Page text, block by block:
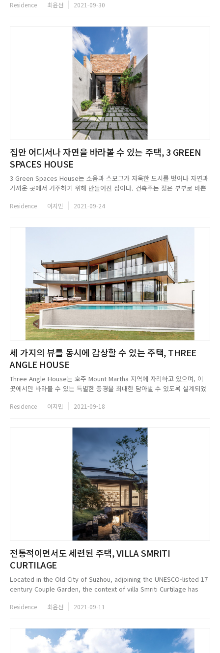
다. 실내와 실외와의 연결, 안뜰과 공간 간의 상호작용과 공간의 볼륨을 고려
Residence 최윤선 2021-09-30
집안 어디서나 자연을 바라볼 수 있는 주택, 3 GREEN
SPACES HOUSE
3 Green Spaces House는 소음과 스모그가 자욱한 도시를 벗어나 자연과
가까운 곳에서 거주하기 위해 만들어진 집이다. 건축주는 젊은 부부로 바쁜
이 지역을 선택했다. 부부에게 집이란 사적인 공간이자 휴식을 위한 장소이
Residence 이지민 2021-09-24
세 가지의 뷰를 동시에 감상할 수 있는 주택, THREE
ANGLE HOUSE
Three Angle House는 호주 Mount Martha 지역에 자리하고 있으며, 이
곳에서만 바라볼 수 있는 특별한 풍경을 최대한 담아낼 수 있도록 설계되었
고, 이를 중심으로 집을 짓기로 결정한 건 너무나 자연스러운 일이었다. 북쪽
Residence 이지민 2021-09-18
전통적이면서도 세련된 주택, VILLA SMRITI
CURTILAGE
Located in the Old City of Suzhou, adjoining the UNESCO-listed 17
century Couple Garden, the context of villa Smriti Curtilage has
o...
Residence 최윤선 2021-09-11